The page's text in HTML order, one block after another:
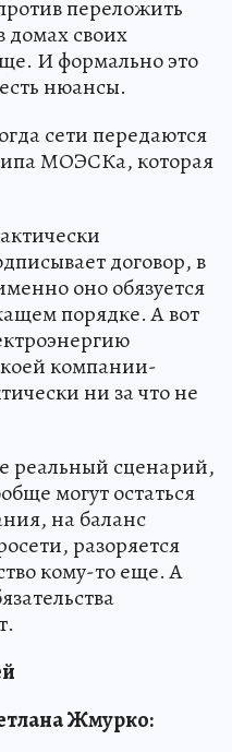
переложить
домах своих
И формально это
нюансы.
сети передаются
МОЭСКа, которая
договор, в
оно обязуется
порядке. А вот
компании-
ни за что не
реальный сценарий,
могут остаться
на баланс
разоряется
кому-то еще. А
Жмурко: